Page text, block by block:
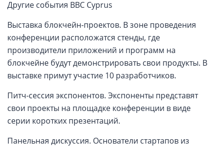
Другие события BBC Cyprus
Выставка блокчейн-проектов. В зоне проведения
конференции расположатся стенды, где
производители приложений и программ на
блокчейне будут демонстрировать свои продукты. В
выставке примут участие 10 разработчиков.
Питч-сессия экспонентов. Экспоненты представят
свои проекты на площадке конференции в виде
серии коротких презентаций.
Панельная дискуссия. Основатели стартапов из